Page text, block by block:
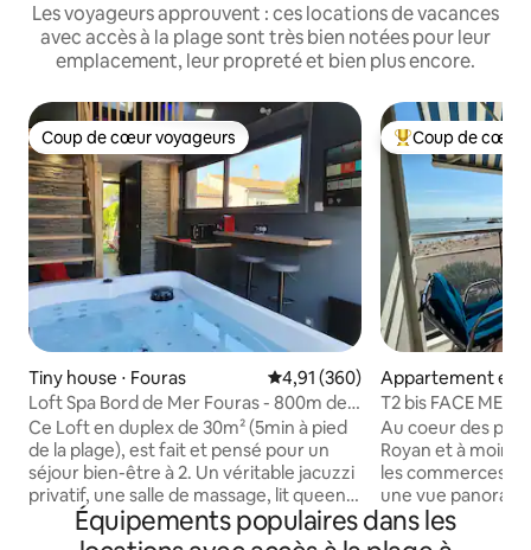
Les voyageurs approuvent : ces locations de vacances
avec accès à la plage sont très bien notées pour leur
emplacement, leur propreté et bien plus encore.
Coup de cœur voyageurs
Coup de cœur voyageurs
Tiny house ⋅ Fouras Évaluation moyenne sur la
4,91 (360)
Loft Spa Bord de Mer Fouras - 800m des
plages
Ce Loft en duplex de 30m² (5min à pied
de la plage), est fait et pensé pour un
séjour bien-être à 2. Un véritable jacuzzi
privatif, une salle de massage, lit queen
size avec vue sur les étoiles et un jardin
privé de 25m². Quartier très calme. Très
Coups de cœur
Coup de cœur
Appartement en
⋅ Royan
T2 bis FACE MER
de ROYAN
Au coeur des
Royan et à moins
les commerces
une vue
toute la baie de
Grande Conche,
Équipements populaires dans les